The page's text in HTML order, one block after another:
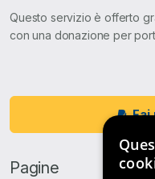
Questo servizio è offerto
con una donazione per
Fai
Pagine